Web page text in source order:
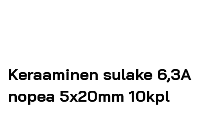
Keraaminen sulake 6,3A
nopea 5x20mm 10kpl